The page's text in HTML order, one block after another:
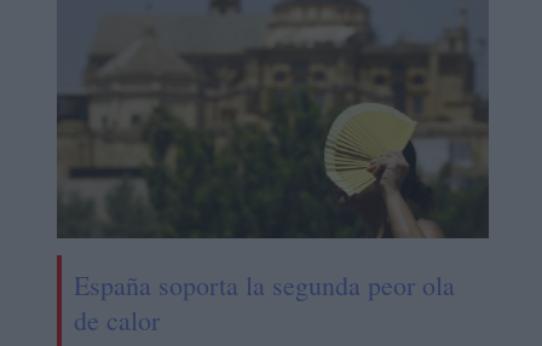
España soporta la segunda peor ola
de calor